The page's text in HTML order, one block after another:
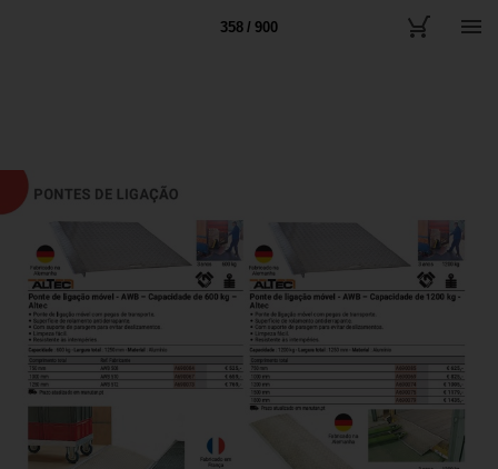
358 / 900